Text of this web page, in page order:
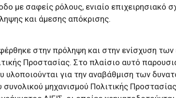
με σαφείς ρόλους, ενιαίο επιχειρησιακό
και άμεσης απόκρισης.
στην πρόληψη και στην ενίσχυση
Προστασίας. Στο πλαίσιο αυτό
υλοποιούνται για την αναβάθμιση των
μηχανισμού Πολιτικής